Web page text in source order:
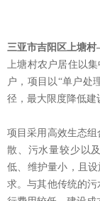
三亚市吉阳区上塘
上塘村农户居住以
户，项目以“单户处
径，最大限度降低建
项目采用高效生态
散、污水量较少以
低、维护量小，且
求。与其他传统的